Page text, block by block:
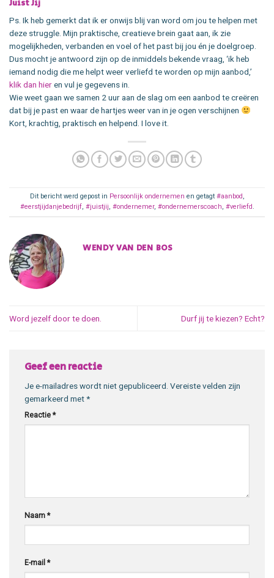
Juist Jij
Ps. Ik heb gemerkt dat ik er onwijs blij van word om jou te helpen met
deze struggle. Mijn praktische, creatieve brein gaat aan, ik zie
mogelijkheden, verbanden en voel of het past bij jou én je doelgroep.
Dus mocht je antwoord zijn op de inmiddels bekende vraag, ‘ik heb
iemand nodig die me helpt weer verliefd te worden op mijn aanbod,’
klik dan hieren vul je gegevens in.
Wie weet gaan we samen 2 uur aan de slag om een aanbod te creëren
dat bij je past en waar de hartjes weer van in je ogen verschijnen
Kort, krachtig, praktisch en helpend. I love it.
Dit bericht werd gepost in Persoonlijk ondernemen en getagt #aanbod ,
#eerstjijdanjebedrijf, #juistjij, #ondernemer, #ondernemerscoach, #verliefd .
WENDY VAN DEN BOS
Word jezelf door te doen. Durf jij te kiezen? Echt?
Geef een reactie
Je e-mailadres wordt niet gepubliceerd. Vereiste velden zijn
gemarkeerd met*
Reactie *
Naam *
E-mail *